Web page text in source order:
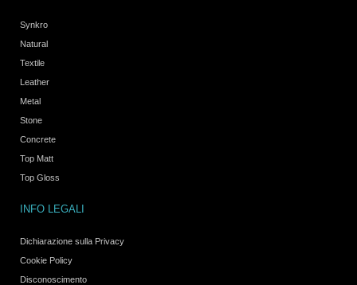
Synkro
Natural
Textile
Leather
Metal
Stone
Concrete
Top Matt
Top Gloss
INFO LEGALI
Dichiarazione sulla Privacy
Cookie Policy
Disconoscimento